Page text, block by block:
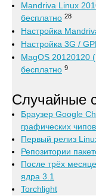
Mandriva Linux
бесплатно 28
Настройка
Настройка 3G /
MagOS 20120120
бесплатно 9
Случайные
Браузер Google
графических чипов
Первый релиз
Репозитории
После трёх
ядра 3.1
Torchlight